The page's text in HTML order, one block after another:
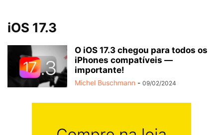
iOS 17.3
O iOS 17.3 chegou para todos os
iPhones compatíveis —
importante!
Michel Buschmann - 09/02/2024